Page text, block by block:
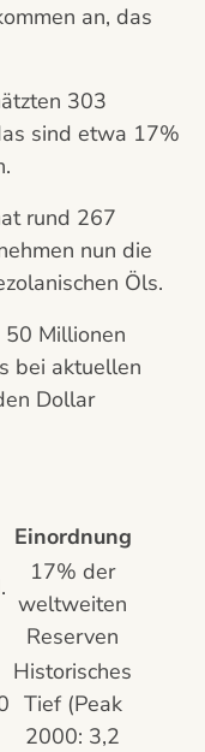
an, das
303
sind etwa 17%
rund 267
nun die
Öls.
Millionen
bei aktuellen
Dollar
Einordnung
17% der
weltweiten
Reserven
Historisches
Tief (Peak
2000: 3,2